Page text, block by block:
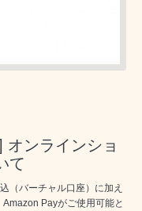
オンラインショ
て
（バーチャル口座）に加え
Payがご使用可能と